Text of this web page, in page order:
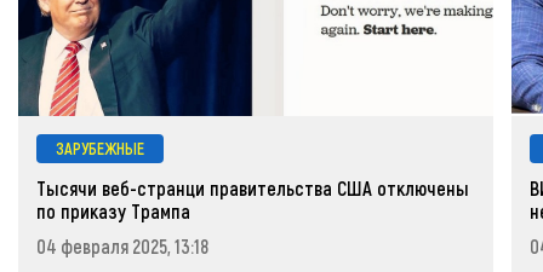
ЗАРУБЕЖНЫЕ
Тысячи веб-странци правительства США отключены
по приказу Трампа
04 февраля 2025, 13:18